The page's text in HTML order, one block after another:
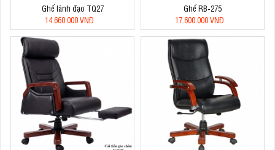
Ghế lãnh đạo TQ27
14.660.000 VNĐ
Ghế RB-275
17.600.000 VNĐ